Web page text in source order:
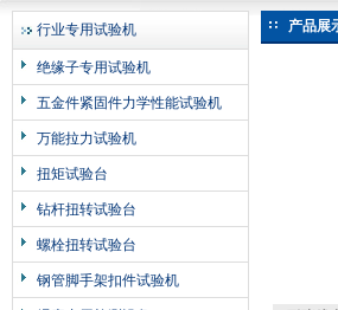
钻杆扭转试验台选型指南：从
2026-07-23
钻杆扭转试验台选型指南：从
2026-07-23
行业专用试验机
绝缘子专用试验机
五金件紧固件力学性能试验机
万能拉力试验机
扭矩试验台
钻杆扭转试验台
螺栓扭转试验台
钢管脚手架扣件试验机
产品展